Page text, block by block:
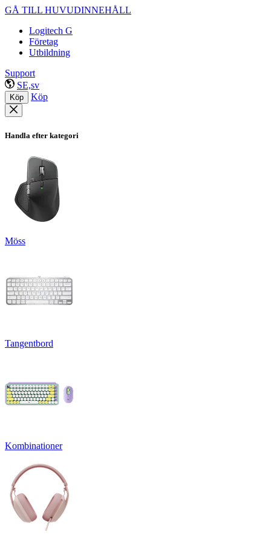
GÅ TILL HUVUDINNEHÅLL
Logitech G
Företag
Utbildning
Support
SE,sv
Köp Köp
Handla efter kategori
Möss
Tangentbord
Kombinationer